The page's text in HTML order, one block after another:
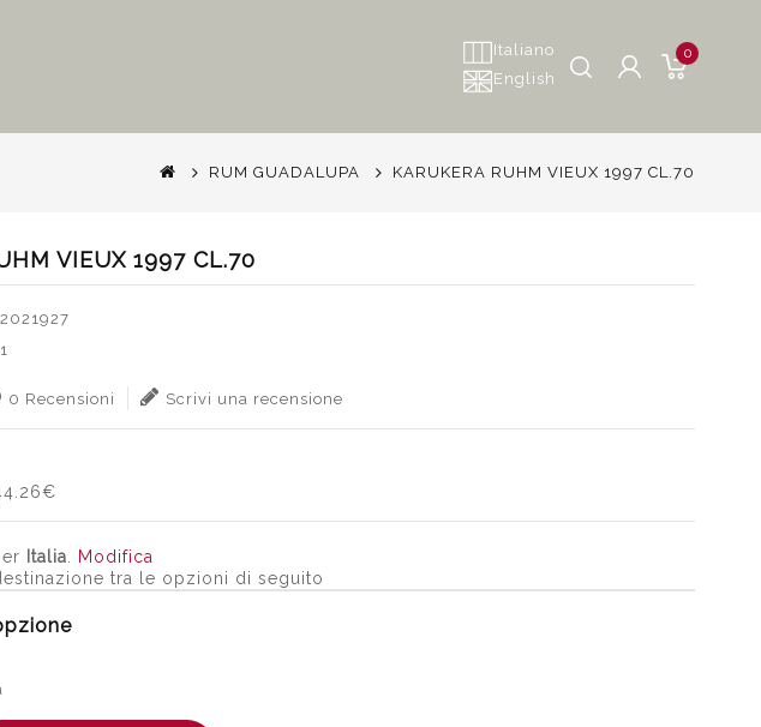
Italiano
English
0
RUM GUADALUPA KARUKERA RUHM VIEUX 1997 CL.70
VIEUX 1997 CL.70
2021927
1
0 Recensioni Scrivi una recensione
Italia
Modifica
tra le opzioni di seguito